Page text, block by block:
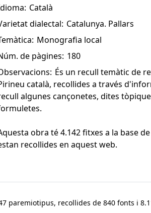
Català
dialectal: Catalunya. Pallars
Monografia local
de pàgines: 180
És un recull temàtic de
català, recollides a través
algunes cançonetes, dites
obra té 4.142 fitxes a la base
recollides en aquest web.
paremiotipus, recollides de 840 fonts i